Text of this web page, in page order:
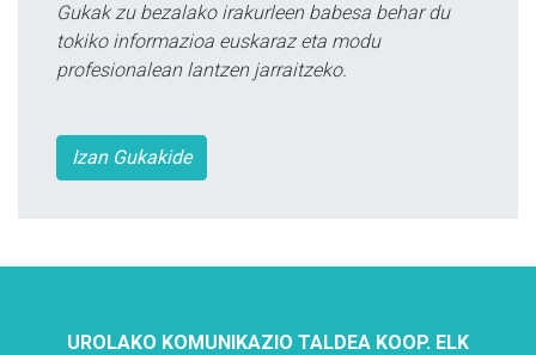
Gukak zu bezalako irakurleen babesa behar du
tokiko informazioa euskaraz eta modu
profesionalean lantzen jarraitzeko.
Izan Gukakide
UROLAKO KOMUNIKAZIO TALDEA KOOP. ELK